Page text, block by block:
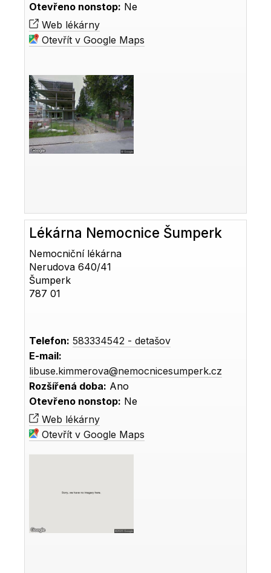
Otevřeno nonstop: Ne
Web lékárny
Otevřít v Google Maps
Lékárna Nemocnice Šumperk
Nemocniční lékárna
Nerudova 640/41
Šumperk
787 01
Telefon: 583334542 - detašov
E-mail:
libuse.kimmerova@nemocnicesumperk.cz
Rozšířená doba: Ano
Otevřeno nonstop: Ne
Web lékárny
Otevřít v Google Maps